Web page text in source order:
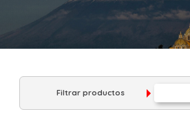
Filtrar productos